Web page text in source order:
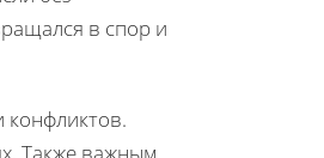
в спор и